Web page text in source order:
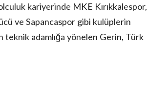
kariyerinde MKE Kırıkkalespor,
ve Sapancaspor gibi kulüplerin
teknik adamlığa yönelen Gerin, Türk